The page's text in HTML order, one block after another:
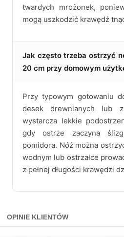
twardych mrożonek,
mogą uszkodzić krawędź
Jak często trzeba ostrzyć
20 cm przy domowym
Przy typowym gotowaniu
desek drewnianych lub
wystarcza lekkie
gdy ostrze zaczyna
pomidora. Nóż można
wodnym lub ostrzałce
z pełnej długości krawędzi
OPINIE KLIENTÓW